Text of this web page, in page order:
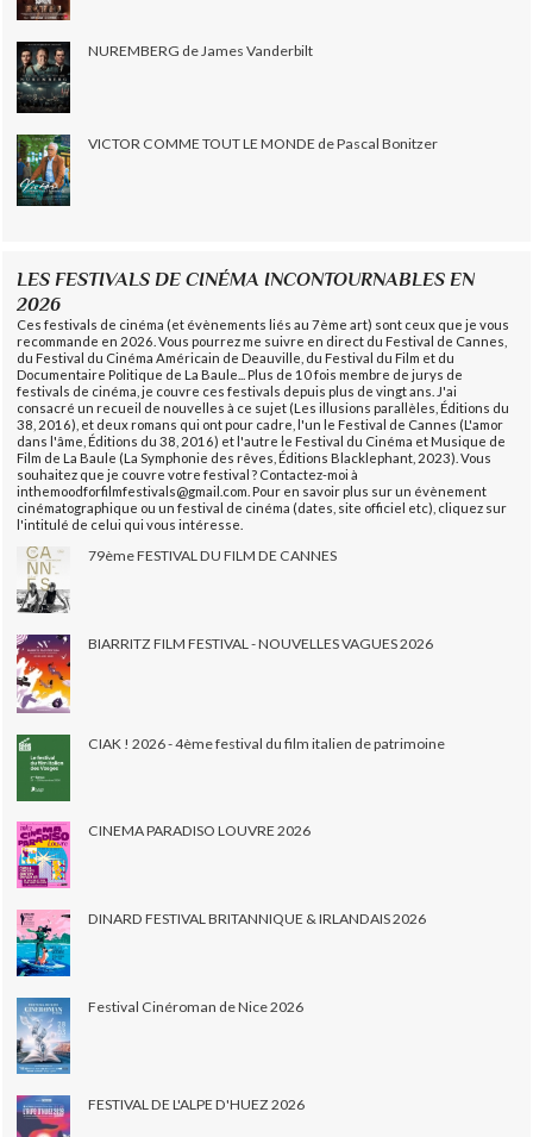
NUREMBERG de James Vanderbilt
VICTOR COMME TOUT LE MONDE de Pascal Bonitzer
LES FESTIVALS DE CINÉMA INCONTOURNABLES EN
2026
Ces festivals de cinéma (et évènements liés au 7ème art) sont ceux que je vous
recommande en 2026. Vous pourrez me suivre en direct du Festival de Cannes,
du Festival du Cinéma Américain de Deauville, du Festival du Film et du
Documentaire Politique de La Baule... Plus de 10 fois membre de jurys de
festivals de cinéma, je couvre ces festivals depuis plus de vingt ans. J'ai
consacré un recueil de nouvelles à ce sujet (Les illusions parallèles, Éditions du
38, 2016), et deux romans qui ont pour cadre, l'un le Festival de Cannes (L'amor
dans l'âme, Éditions du 38, 2016) et l'autre le Festival du Cinéma et Musique de
Film de La Baule (La Symphonie des rêves, Éditions Blacklephant, 2023). Vous
souhaitez que je couvre votre festival ? Contactez-moi à
inthemoodforfilmfestivals@gmail.com. Pour en savoir plus sur un évènement
cinématographique ou un festival de cinéma (dates, site officiel etc), cliquez sur
l'intitulé de celui qui vous intéresse.
79ème FESTIVAL DU FILM DE CANNES
BIARRITZ FILM FESTIVAL - NOUVELLES VAGUES 2026
CIAK ! 2026 - 4ème festival du film italien de patrimoine
CINEMA PARADISO LOUVRE 2026
DINARD FESTIVAL BRITANNIQUE & IRLANDAIS 2026
Festival Cinéroman de Nice 2026
FESTIVAL DE L'ALPE D'HUEZ 2026